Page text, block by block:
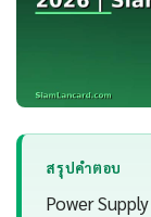
สรุปคำตอบ
Power